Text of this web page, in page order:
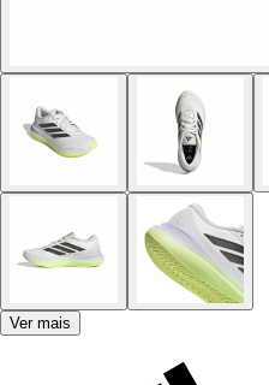
Ver mais